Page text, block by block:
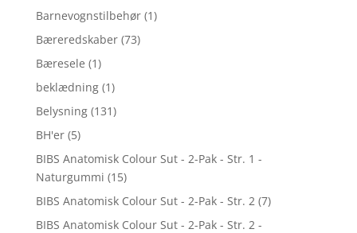
Barnevognstilbehør (1)
Bæreredskaber (73)
Bæresele (1)
beklædning (1)
Belysning (131)
BH'er (5)
BIBS Anatomisk Colour Sut - 2-Pak - Str. 1 -
Naturgummi (15)
BIBS Anatomisk Colour Sut - 2-Pak - Str. 2 (7)
BIBS Anatomisk Colour Sut - 2-Pak - Str. 2 -